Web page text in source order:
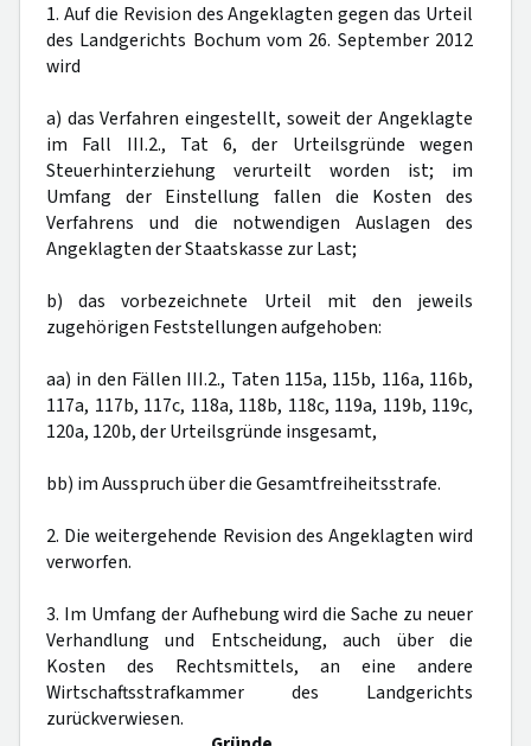
1. Auf die Revision des Angeklagten gegen das Urteil
des Landgerichts Bochum vom 26. September 2012
wird
a) das Verfahren eingestellt, soweit der Angeklagte
im Fall III.2., Tat 6, der Urteilsgründe wegen
Steuerhinterziehung verurteilt worden ist; im
Umfang der Einstellung fallen die Kosten des
Verfahrens und die notwendigen Auslagen des
Angeklagten der Staatskasse zur Last;
b) das vorbezeichnete Urteil mit den jeweils
zugehörigen Feststellungen aufgehoben:
aa) in den Fällen III.2., Taten 115a, 115b, 116a, 116b,
117a, 117b, 117c, 118a, 118b, 118c, 119a, 119b, 119c,
120a, 120b, der Urteilsgründe insgesamt,
bb) im Ausspruch über die Gesamtfreiheitsstrafe.
2. Die weitergehende Revision des Angeklagten wird
verworfen.
3. Im Umfang der Aufhebung wird die Sache zu neuer
Verhandlung und Entscheidung, auch über die
Kosten des Rechtsmittels, an eine andere
Wirtschaftsstrafkammer des Landgerichts
zurückverwiesen.